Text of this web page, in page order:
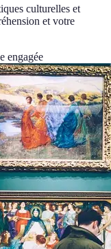
culturelles et
et votre
engagée